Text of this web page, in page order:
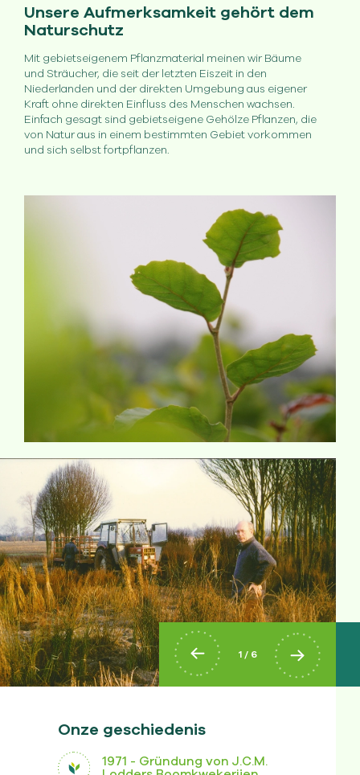
Unsere Aufmerksamkeit gehört dem
Naturschutz
Mit gebietseigenem Pflanzmaterial meinen wir Bäume
und Sträucher, die seit der letzten Eiszeit in den
Niederlanden und der direkten Umgebung aus eigener
Kraft ohne direkten Einfluss des Menschen wachsen.
Einfach gesagt sind gebietseigene Gehölze Pflanzen, die
von Natur aus in einem bestimmten Gebiet vorkommen
und sich selbst fortpflanzen.
1 / 6
Onze geschiedenis
1971 - Gründung von J.C.M.